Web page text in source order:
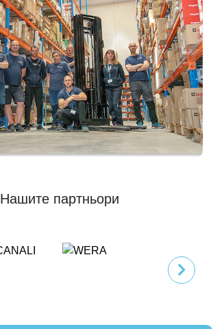
Нашите партньори